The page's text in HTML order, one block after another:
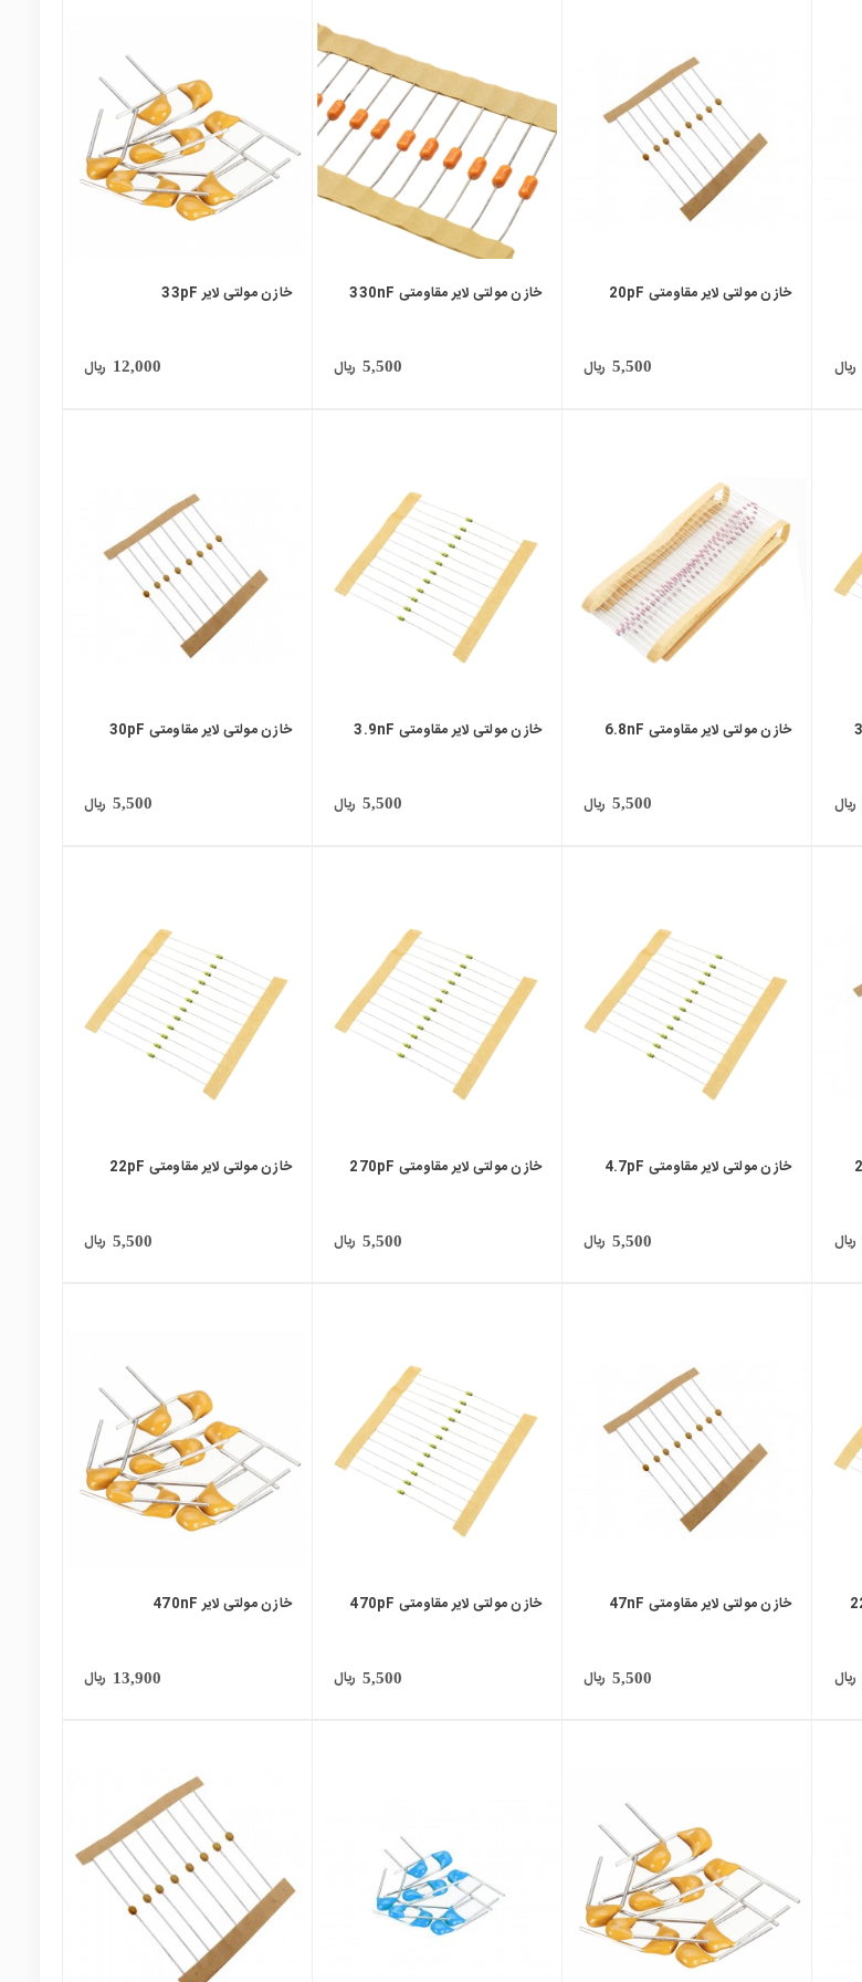
ریال
خازن مولتی لایر مقاومتی 20pF
5,500 ریال
خازن مولتی لایر مقاومتی 330nF
5,500 ریال
خازن مولتی لایر 33pF
12,000 ریال
ریال
خازن مولتی لایر مقاومتی 6.8nF
5,500 ریال
خازن مولتی لایر مقاومتی 3.9nF
5,500 ریال
خازن مولتی لایر مقاومتی 30pF
5,500 ریال
ریال
خازن مولتی لایر مقاومتی 4.7pF
5,500 ریال
خازن مولتی لایر مقاومتی 270pF
5,500 ریال
خازن مولتی لایر مقاومتی 22pF
5,500 ریال
ریال
خازن مولتی لایر مقاومتی 47nF
5,500 ریال
خازن مولتی لایر مقاومتی 470pF
5,500 ریال
خازن مولتی لایر 470nF
13,900 ریال